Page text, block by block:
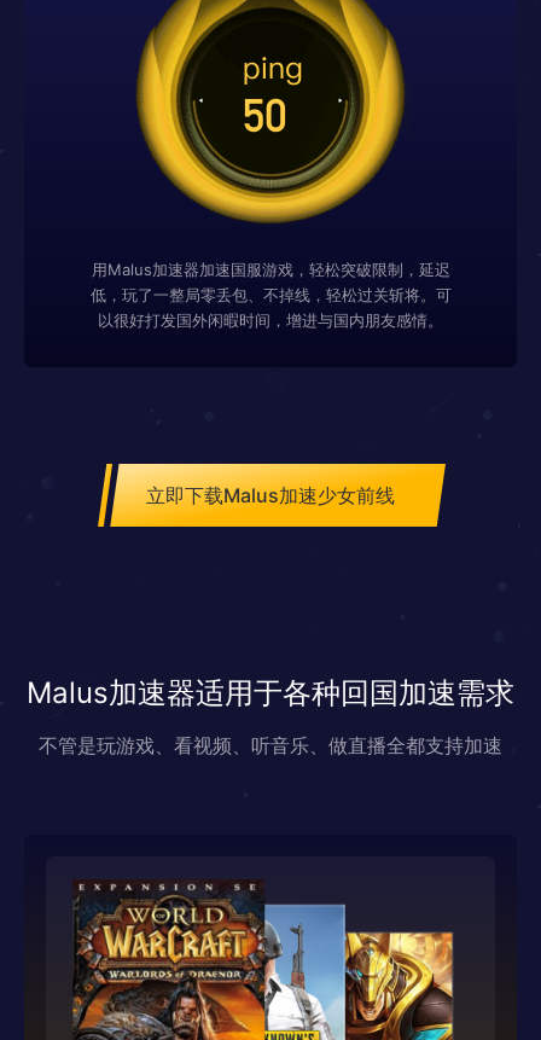
用Malus加速器加速国服游戏，轻松突破限制，延迟
低，玩了一整局零丢包、不掉线，轻松过关斩将。可
以很好打发国外闲暇时间，增进与国内朋友感情。
立即下载Malus加速少女前线
Malus加速器适用于各种回国加速需求
不管是玩游戏、看视频、听音乐、做直播全都支持加速